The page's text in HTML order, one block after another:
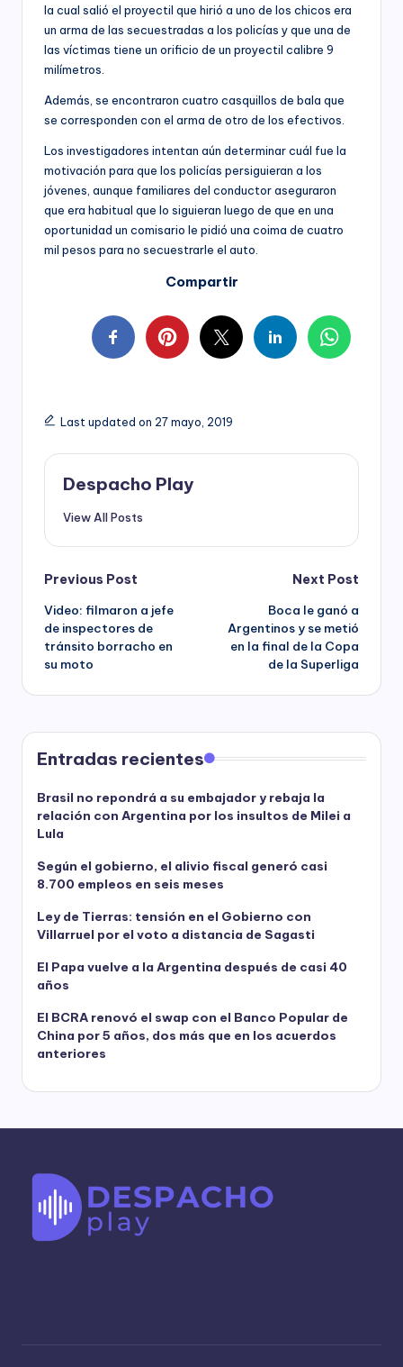
la cual salió el proyectil que hirió a uno de los chicos era
un arma de las secuestradas a los policías y que una de
las víctimas tiene un orificio de un proyectil calibre 9
milímetros.
Además, se encontraron cuatro casquillos de bala que
se corresponden con el arma de otro de los efectivos.
Los investigadores intentan aún determinar cuál fue la
motivación para que los policías persiguieran a los
jóvenes, aunque familiares del conductor aseguraron
que era habitual que lo siguieran luego de que en una
oportunidad un comisario le pidió una coima de cuatro
mil pesos para no secuestrarle el auto.
Compartir
Last updated on 27 mayo, 2019
Despacho Play
View All Posts
Post
navigation
Previous Post
Video: filmaron a jefe
de inspectores de
tránsito borracho en
su moto
Next Post
Boca le ganó a
Argentinos y se metió
en la final de la Copa
de la Superliga
Entradas recientes
Brasil no repondrá a su embajador y rebaja la
relación con Argentina por los insultos de Milei a
Lula
Según el gobierno, el alivio fiscal generó casi
8.700 empleos en seis meses
Ley de Tierras: tensión en el Gobierno con
Villarruel por el voto a distancia de Sagasti
El Papa vuelve a la Argentina después de casi 40
años
El BCRA renovó el swap con el Banco Popular de
China por 5 años, dos más que en los acuerdos
anteriores